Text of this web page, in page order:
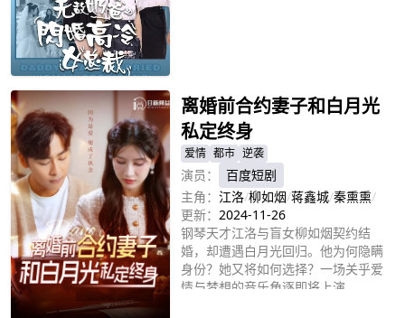
离婚前合约妻子和白月光
私定终身
爱情 都市 逆袭
演员：
百度短剧
主角： 江洛/柳如烟/蒋鑫城/秦熏熏/
更新： 2024-11-26
钢琴天才江洛与盲女柳如烟契约结
婚，却遭遇白月光回归。他为何隐瞒
身份？她又将如何选择？一场关乎爱
情与梦想的音乐角逐即将上演。